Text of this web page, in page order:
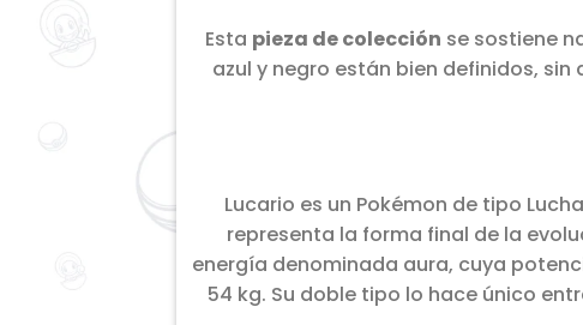
Esta pieza de colección se sostiene
azul y negro están bien definidos,
Lucario es un Pokémon de tipo
representa la forma final de la
energía denominada aura, cuya
54 kg. Su doble tipo lo hace único